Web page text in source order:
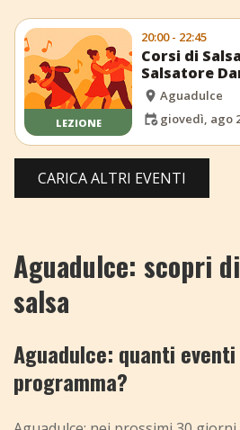
LEZIONE
20:00 - 22:45
Corsi di
Salsatore
Aguadulce
giovedì, ago
CARICA ALTRI EVENTI
Aguadulce: scopri
salsa
Aguadulce: quanti
programma?